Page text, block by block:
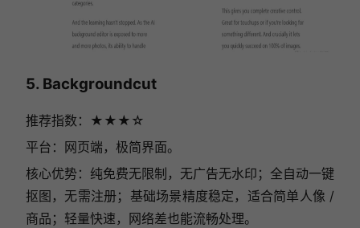
5. Backgroundcut
推荐指数：★★★☆
平台：网页端，极简界面。
核心优势：纯免费无限制，无广告无水印；全自动一键
抠图，无需注册；基础场景精度稳定，适合简单人像 /
商品；轻量快速，网络差也能流畅处理。